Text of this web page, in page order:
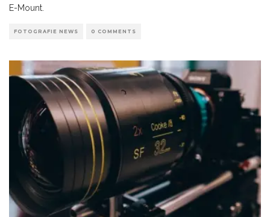
E-Mount.
FOTOGRAFIE NEWS 0 COMMENTS